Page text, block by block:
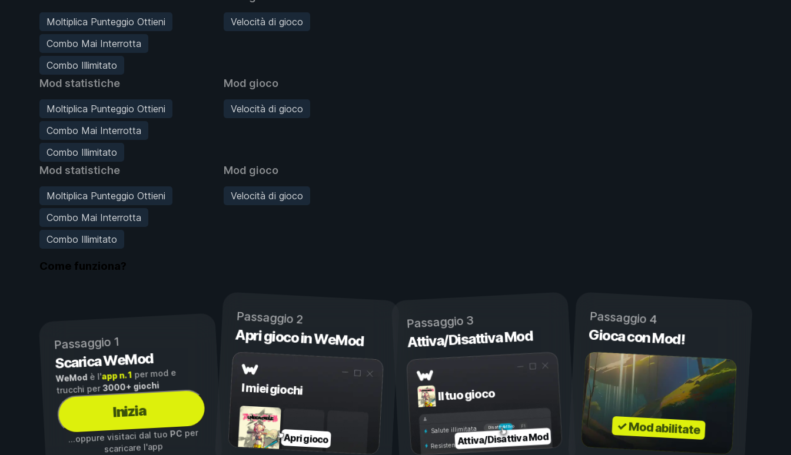
Moltiplica Punteggio Ottieni
Combo Mai Interrotta
Combo Illimitato
Velocità di gioco
Mod statistiche
Moltiplica Punteggio Ottieni
Combo Mai Interrotta
Combo Illimitato
Mod gioco
Velocità di gioco
Mod statistiche
Moltiplica Punteggio Ottieni
Combo Mai Interrotta
Combo Illimitato
Mod gioco
Velocità di gioco
Come funziona?
Passaggio 1
Scarica WeMod
WeMod è l'app n. 1per mod e
trucchi per3000+ giochi
Inizia
...oppure visitaci dal tuo PCper
scaricare l'app
Passaggio 2
Apri gioco in WeMod
I miei giochi
Apri gioco
Passaggio 3
Attiva/Disattiva Mod
Il tuo gioco
Attivo
Disattivo
Salute illimitata
Resistenza illimitata
Attiva/Disattiva Mod
Passaggio 4
Gioca con Mod!
✓ Mod abilitate